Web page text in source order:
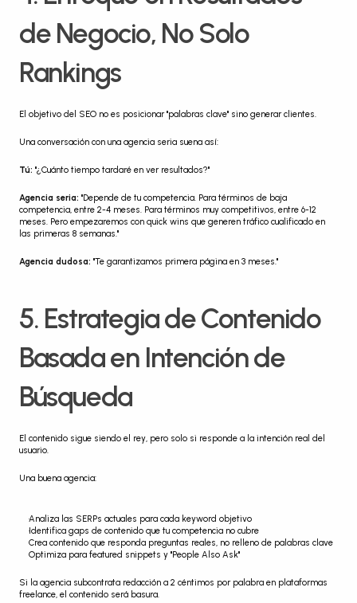
de Negocio, No Solo
Rankings
El objetivo del SEO no es posicionar "palabras clave" sino generar clientes.
Una conversación con una agencia seria suena así:
Tú: "¿Cuánto tiempo tardaré en ver resultados?"
Agencia seria: "Depende de tu competencia. Para términos de baja
competencia, entre 2-4 meses. Para términos muy competitivos, entre 6-12
meses. Pero empezaremos con quick wins que generen tráfico cualificado en
las primeras 8 semanas."
Agencia dudosa: "Te garantizamos primera página en 3 meses."
5. Estrategia de Contenido
Basada en Intención de
Búsqueda
El contenido sigue siendo el rey, pero solo si responde a la intención real del
usuario.
Una buena agencia:
Analiza las SERPs actuales para cada keyword objetivo
Identifica gaps de contenido que tu competencia no cubre
Crea contenido que responda preguntas reales, no relleno de palabras clave
Optimiza para featured snippets y "People Also Ask"
Si la agencia subcontrata redacción a 2 céntimos por palabra en plataformas
freelance, el contenido será basura.